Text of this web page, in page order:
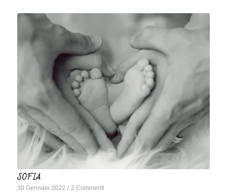
SOFIA
30 Gennaio 2022 / 2 Commenti